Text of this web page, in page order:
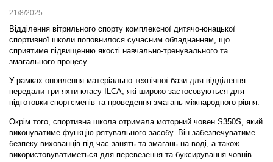
21/8/2025
Відділення вітрильного спорту комплексної дитячо-юнацької
спортивної школи поповнилося сучасним обладнанням, що
сприятиме підвищенню якості навчально-тренувального та
змагального процесу.
У рамках оновлення матеріально-технічної бази для відділення
передали три яхти класу ILCA, які широко застосовуються для
підготовки спортсменів та проведення змагань міжнародного рівня.
Окрім того, спортивна школа отримала моторний човен S350S, який
виконуватиме функцію рятувального засобу. Він забезпечуватиме
безпеку вихованців під час занять та змагань на воді, а також
використовуватиметься для перевезення та буксирування човнів.